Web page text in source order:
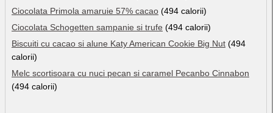
Ciocolata Primola amaruie 57% cacao (494 calorii)
Ciocolata Schogetten sampanie si trufe (494 calorii)
Biscuiti cu cacao si alune Katy American Cookie Big Nut (494
calorii)
Melc scortisoara cu nuci pecan si caramel Pecanbo Cinnabon
(494 calorii)